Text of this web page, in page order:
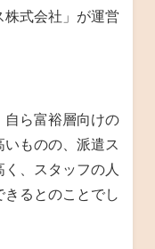
株式会社」が運営
自ら富裕層向けの
ものの、派遣ス
、スタッフの人
るとのことでし